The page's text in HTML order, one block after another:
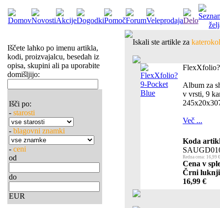
Iščete lahko po imenu artikla,
kodi, proizvajalcu, besedah iz
opisa, skupini ali pa uporabite
domišljijo:
Išči po:
- starosti
- blagovni znamki
- ceni
od
do
EUR
Iskali ste artikle za
Album za
v vrsti, 9
Več ...
Koda
Redna cena: 16,99 €
Cena v
Črni
16,99 €